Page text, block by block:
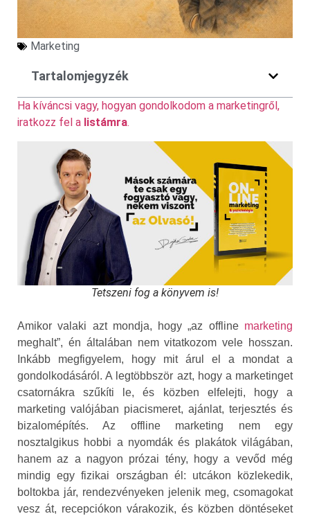
Marketing
Tartalomjegyzék
Ha kíváncsi vagy, hogyan gondolkodom a marketingről,
iratkozz fel a listámra.
Tetszeni fog a könyvem is!
Amikor valaki azt mondja, hogy „az offline marketing
meghalt”, én általában nem vitatkozom vele hosszan.
Inkább megfigyelem, hogy mit árul el a mondat a
gondolkodásáról. A legtöbbször azt, hogy a marketinget
csatornákra szűkíti le, és közben elfelejti, hogy a
marketing valójában piacismeret, ajánlat, terjesztés és
bizalomépítés. Az offline marketing nem egy
nosztalgikus hobbi a nyomdák és plakátok világában,
hanem az a nagyon prózai tény, hogy a vevőd még
mindig egy fizikai országban él: utcákon közlekedik,
boltokba jár, rendezvényeken jelenik meg, csomagokat
vesz át, recepciókon várakozik, és közben döntéseket